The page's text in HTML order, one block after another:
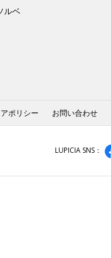
ルベ
ポリシー お問い合わせ
LUPICIA SNS：